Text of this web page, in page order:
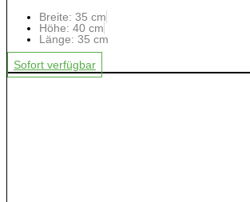
Breite: 35 cm
Höhe: 40 cm
Länge: 35 cm
Sofort verfügbar